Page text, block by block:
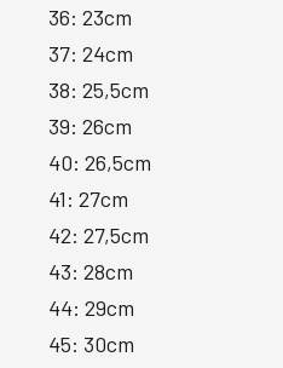
36: 23cm
37: 24cm
38: 25,5cm
39: 26cm
40: 26,5cm
41: 27cm
42: 27,5cm
43: 28cm
44: 29cm
45: 30cm